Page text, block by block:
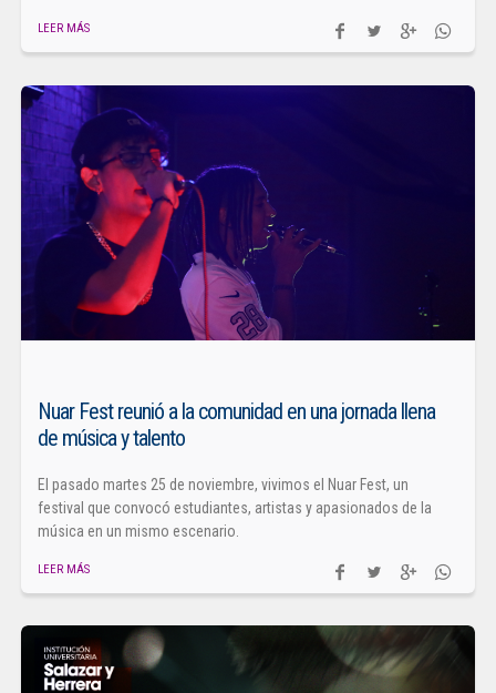
LEER MÁS
Nuar Fest reunió a la comunidad en una jornada llena
de música y talento
El pasado martes 25 de noviembre, vivimos el Nuar Fest, un
festival que convocó estudiantes, artistas y apasionados de la
música en un mismo escenario.
LEER MÁS